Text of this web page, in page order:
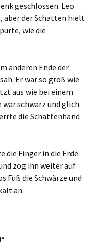
geschlossen. Leo
aber der Schatten hielt
wie die
anderen Ende der
Er war so groß wie
aus wie bei einem
schwarz und glich
die Schattenhand
die Finger in die Erde.
zog ihn weiter auf
Fuß die Schwärze und
an.